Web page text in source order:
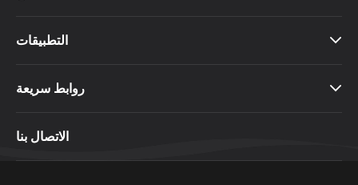
التطبيقات 
روابط سريعة 
الاتصال بنا